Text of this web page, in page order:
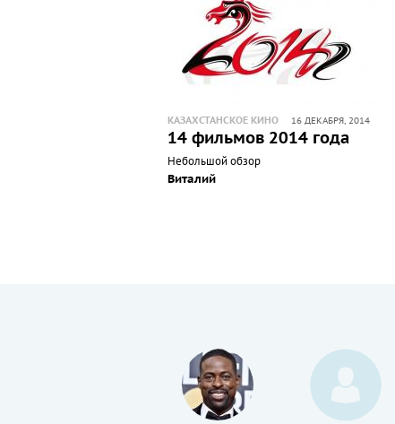
КАЗАХСТАНСКОЕ КИНО 16 ДЕКАБРЯ, 2014
14 фильмов 2014 года
Небольшой обзор
Виталий